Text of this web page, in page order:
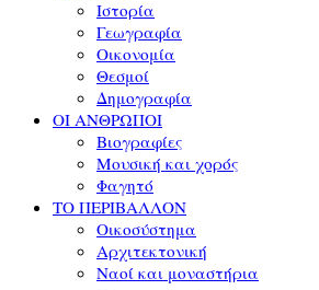
Ιστορία
Γεωγραφία
Οικονομία
Θεσμοί
Δημογραφία
ΟΙ ΑΝΘΡΩΠΟΙ
Βιογραφίες
Μουσική και χορός
Φαγητό
ΤΟ ΠΕΡΙΒΑΛΛΟΝ
Οικοσύστημα
Αρχιτεκτονική
Ναοί και μοναστήρια